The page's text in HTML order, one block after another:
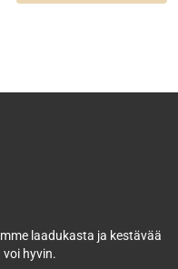
laadukasta ja kestävää
hyvin.